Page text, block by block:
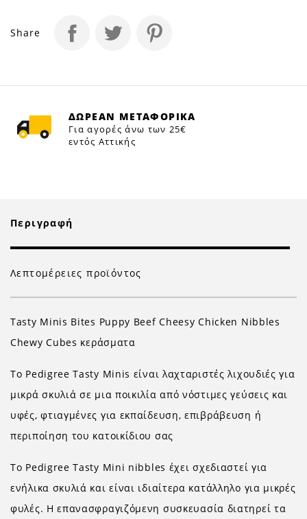
Share
ΔΩΡΕΑΝ ΜΕΤΑΦΟΡΙΚΑ
Για αγορές άνω των 25€
εντός Αττικής
Περιγραφή
Λεπτομέρειες προϊόντος
Tasty Minis Bites Puppy Beef Cheesy Chicken Nibbles
Chewy Cubes κεράσματα
Το Pedigree Tasty Minis είναι λαχταριστές λιχουδιές για
μικρά σκυλιά σε μια ποικιλία από νόστιμες γεύσεις και
υφές, φτιαγμένες για εκπαίδευση, επιβράβευση ή
περιποίηση του κατοικίδιου σας
Το Pedigree Tasty Mini nibbles έχει σχεδιαστεί για
ενήλικα σκυλιά και είναι ιδιαίτερα κατάλληλο για μικρές
φυλές. Η επανασφραγιζόμενη συσκευασία διατηρεί τα